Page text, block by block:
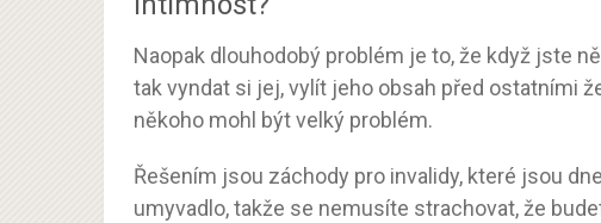
Naopak dlouhodobý problém je to, že když jste
tak vyndat si jej, vylít jeho obsah před ostatními
někoho mohl být velký problém.
Řešením jsou záchody pro invalidy, které jsou
umyvadlo, takže se nemusíte strachovat, že